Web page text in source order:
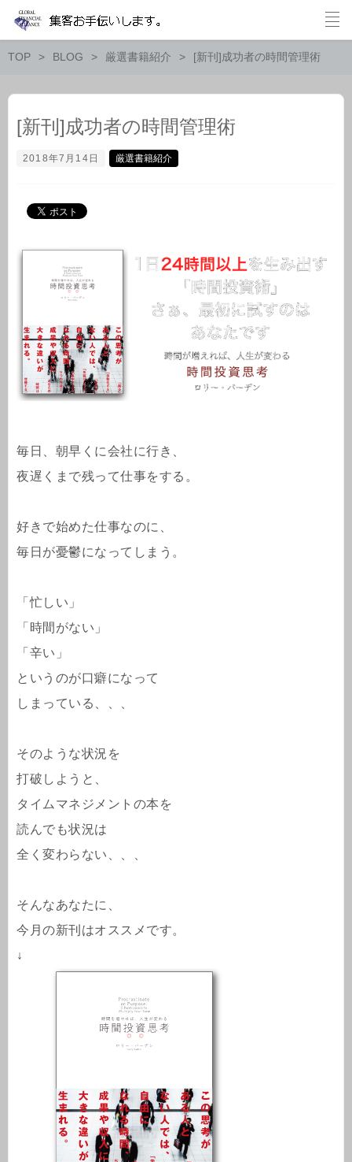
TOP BLOG 厳選書籍紹介 [新刊]成功者の時間管理術
[新刊]成功者の時間管理術
2018年7月14日 厳選書籍紹介
毎日、朝早くに会社に行き、
夜遅くまで残って仕事をする。
好きで始めた仕事なのに、
毎日が憂鬱になってしまう。
「忙しい」
「時間がない」
「辛い」
というのが口癖になって
しまっている、、、
そのような状況を
打破しようと、
タイムマネジメントの本を
読んでも状況は
全く変わらない、、、
そんなあなたに、
今月の新刊はオススメです。
↓